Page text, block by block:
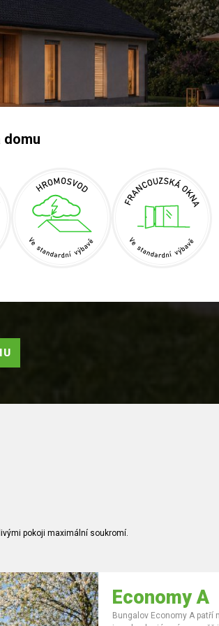
domu
pokoji maximální soukromí.
Economy A
Bungalov Economy A patří